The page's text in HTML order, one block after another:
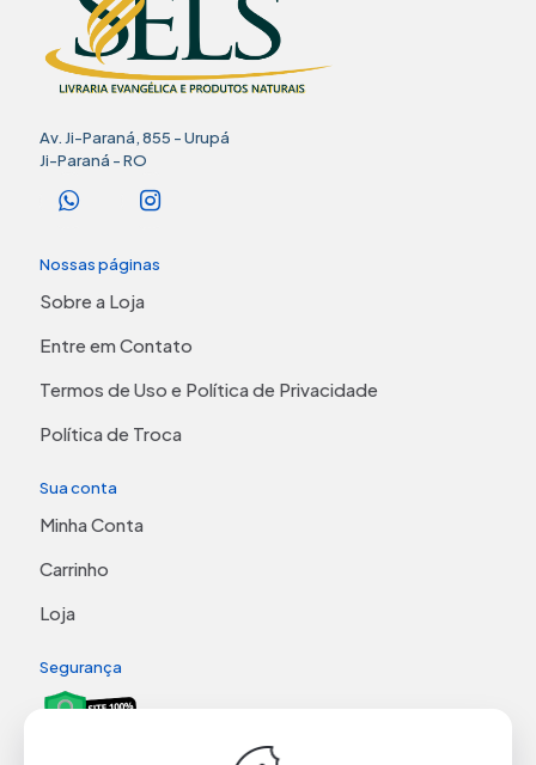
Av. Ji-Paraná, 855 - Urupá
Ji-Paraná - RO
Nossas páginas
Sobre a Loja
Entre em Contato
Termos de Uso e Política de Privacidade
Política de Troca
Sua conta
Minha Conta
Carrinho
Loja
Segurança